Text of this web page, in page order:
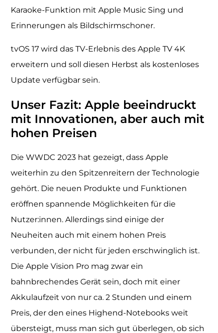
Karaoke-Funktion mit Apple Music Sing und
Erinnerungen als Bildschirmschoner.
tvOS 17 wird das TV-Erlebnis des Apple TV 4K
erweitern und soll diesen Herbst als kostenloses
Update verfügbar sein.
Unser Fazit: Apple beeindruckt
mit Innovationen, aber auch mit
hohen Preisen
Die WWDC 2023 hat gezeigt, dass Apple
weiterhin zu den Spitzenreitern der Technologie
gehört. Die neuen Produkte und Funktionen
eröffnen spannende Möglichkeiten für die
Nutzer:innen. Allerdings sind einige der
Neuheiten auch mit einem hohen Preis
verbunden, der nicht für jeden erschwinglich ist.
Die Apple Vision Pro mag zwar ein
bahnbrechendes Gerät sein, doch mit einer
Akkulaufzeit von nur ca. 2 Stunden und einem
Preis, der den eines Highend-Notebooks weit
übersteigt, muss man sich gut überlegen, ob sich